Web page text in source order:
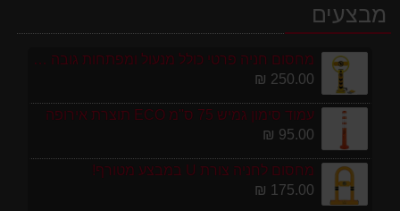
מבצעים
מחסום חניה פרטי כולל מנעול ומפתחות גובה 70 ס"מ
250.00 ₪
עמוד סימון גמיש 75 ס''מ ECO תוצרת אירופה
95.00 ₪
מחסום לחניה צורת U במבצע מטורף!
175.00 ₪